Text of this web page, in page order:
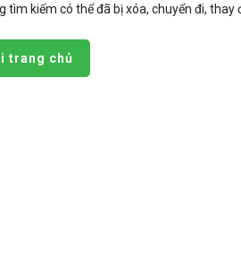
tìm kiếm có thể đã bị xóa, chuyển đi,
trang chủ